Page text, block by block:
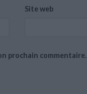
Site web
prochain commentaire.